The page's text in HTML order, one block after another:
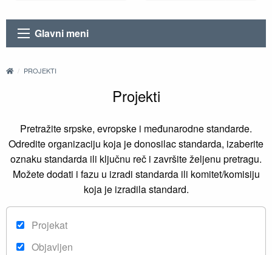
Glavni meni
PROJEKTI
Projekti
Pretražite srpske, evropske i međunarodne standarde.
Odredite organizaciju koja je donosilac standarda, izaberite
oznaku standarda ili ključnu reč i završite željenu pretragu.
Možete dodati i fazu u izradi standarda ili komitet/komisiju
koja je izradila standard.
Projekat
Objavljen